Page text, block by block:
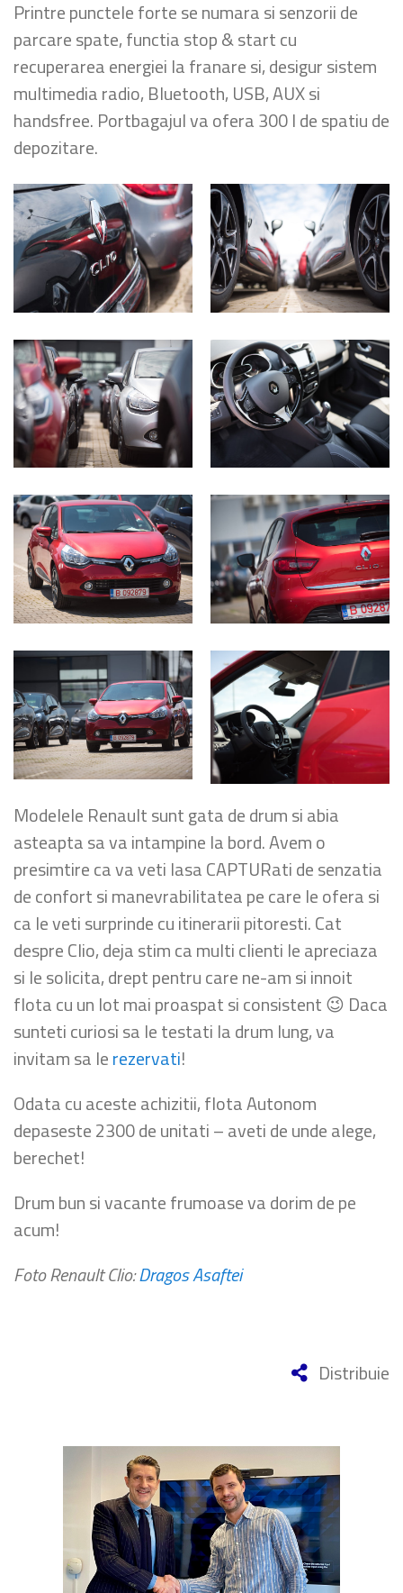
Printre punctele forte se numara si senzorii de
parcare spate, functia stop & start cu
recuperarea energiei la franare si, desigur sistem
multimedia radio, Bluetooth, USB, AUX si
handsfree. Portbagajul va ofera 300 l de spatiu de
depozitare.
Modelele Renault sunt gata de drum si abia
asteapta sa va intampine la bord. Avem o
presimtire ca va veti lasa CAPTURati de senzatia
de confort si manevrabilitatea pe care le ofera si
ca le veti surprinde cu itinerarii pitoresti. Cat
despre Clio, deja stim ca multi clienti le apreciaza
si le solicita, drept pentru care ne-am si innoit
flota cu un lot mai proaspat si consistent 😉 Daca
sunteti curiosi sa le testati la drum lung, va
invitam sa lerezervati!
Odata cu aceste achizitii, flota Autonom
depaseste 2300 de unitati – aveti de unde alege,
berechet!
Drum bun si vacante frumoase va dorim de pe
acum!
Foto Renault Clio:Dragos Asaftei
Distribuie